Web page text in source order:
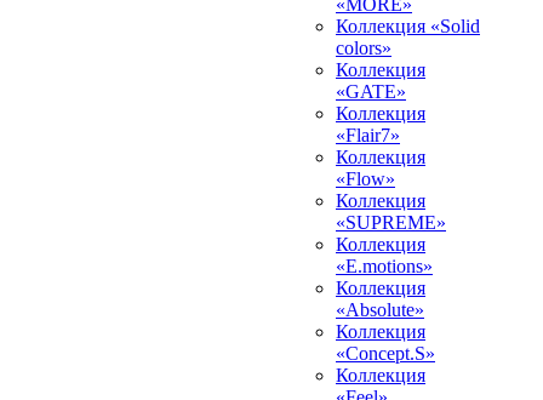
«MORE»
Коллекция «Solid
colors»
Коллекция
«GATE»
Коллекция
«Flair7»
Коллекция
«Flow»
Коллекция
«SUPREME»
Коллекция
«E.motions»
Коллекция
«Absolute»
Коллекция
«Concept.S»
Коллекция